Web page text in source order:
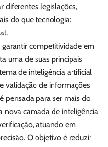
diferentes legislações,
do que tecnologia:
garantir competitividade em
uma de suas principais
de inteligência artificial
validação de informações
pensada para ser mais do
nova camada de inteligência
atuando em
O objetivo é reduzir